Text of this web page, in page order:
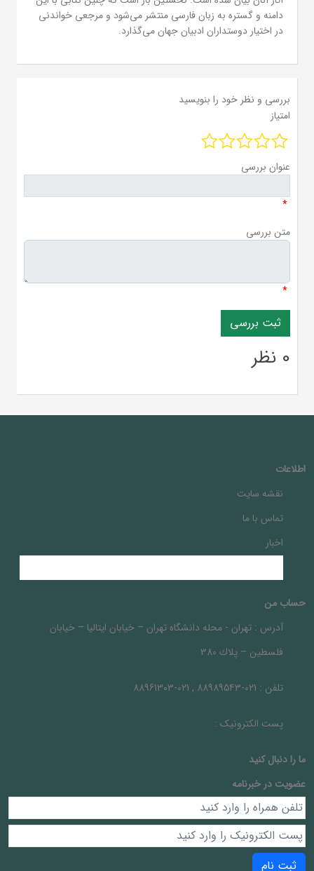
دامنه و گستره به زبان فارسی منتشر می‌شود و مرجعی خواندنی
در اختیار دوستداران ادبیان جهان می‌گذارد.
بررسی و نظر خود را بنویسید
امتیاز
عنوان بررسی
*
متن بررسی
*
0 نظر
اطلاعات
نقشه سایت
تماس با ما
اخبار
حساب من
آدرس : تهران - محله دانشگاه تهران – خيابان ايتاليا – خيابان
فلسطين – پلاك 380
تلفن : 021-88989543 , 021-88961303
پست الکترونیک :
ما را دنبال کنيد
عضویت در خبرنامه
ثبت نام